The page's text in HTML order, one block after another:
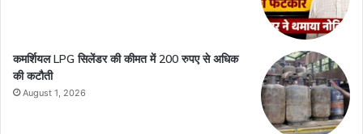
कमर्शियल LPG सिलेंडर की कीमत में 200 रुपए से अधिक
की कटौती
August 1, 2026